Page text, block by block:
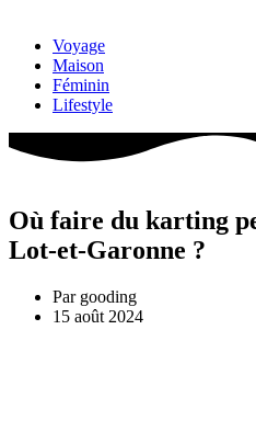
Voyage
Maison
Féminin
Lifestyle
Où faire du karting
Lot-et-Garonne ?
Pargooding
15 août 2024